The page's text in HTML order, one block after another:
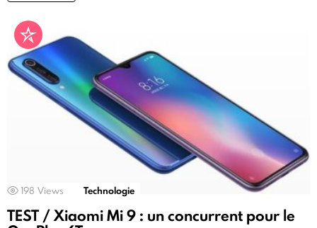
198 Views Technologie
TEST / Xiaomi Mi 9 : un concurrent pour le